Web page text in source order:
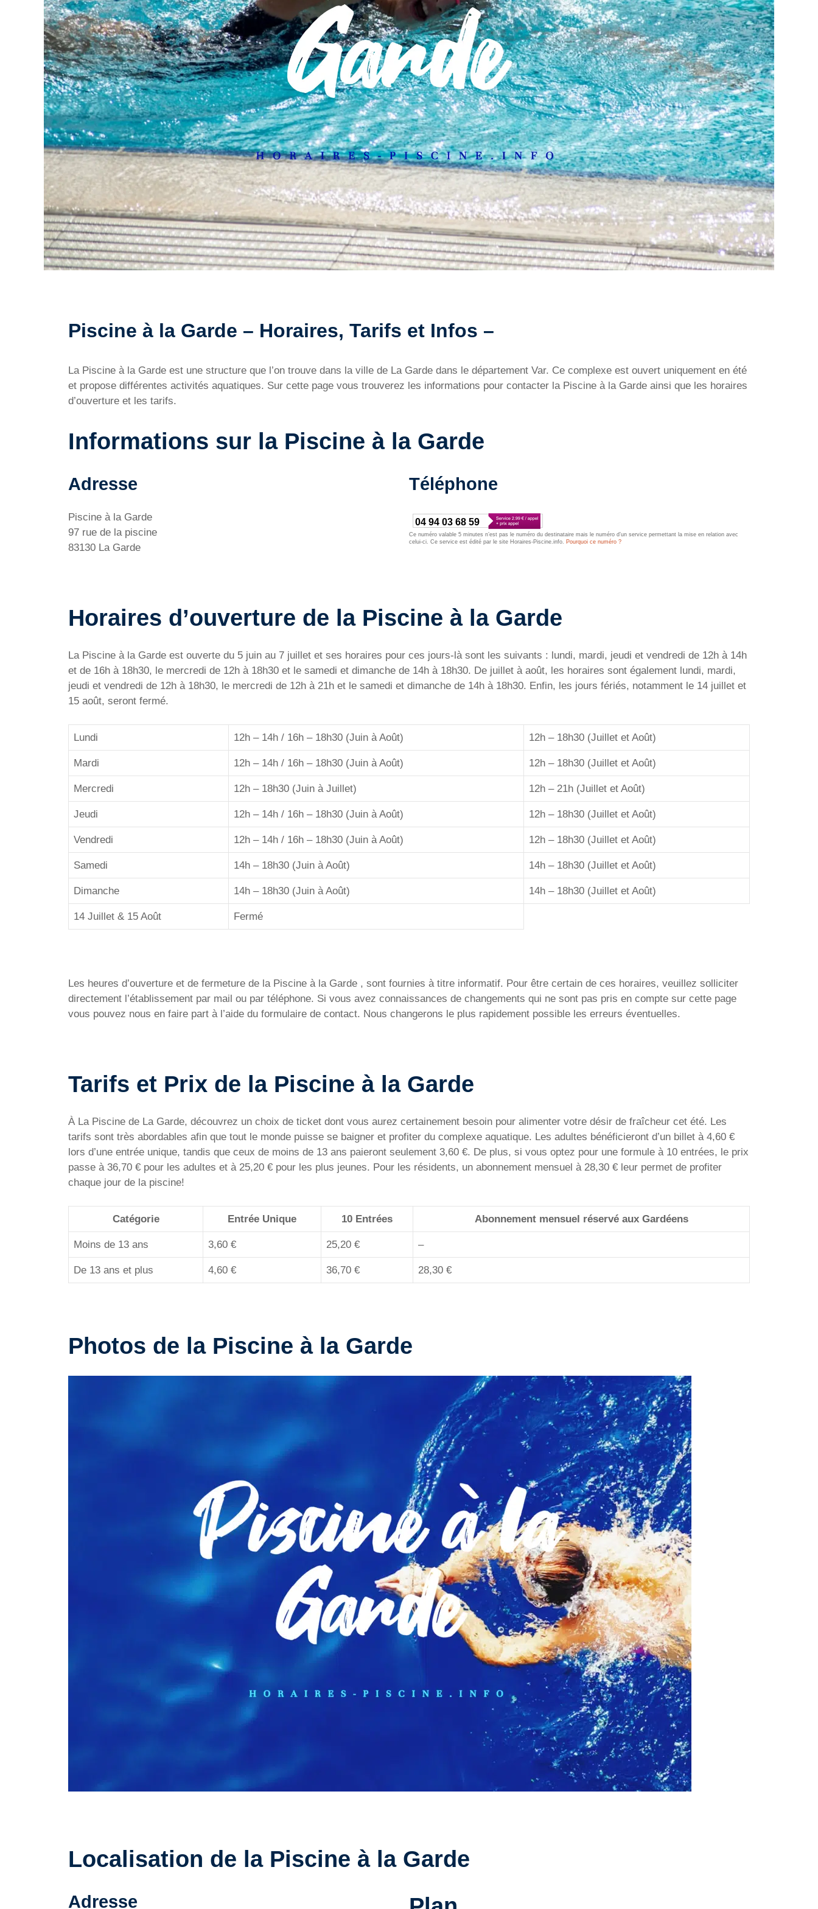
Piscine à la Garde – Horaires, Tarifs et Infos –
La Piscine à la Garde est une structure que l’on trouve dans la ville de La Garde dans le département Var. Ce complexe est ouvert uniquement en été
et propose différentes activités aquatiques. Sur cette page vous trouverez les informations pour contacter la Piscine à la Garde ainsi que les horaires
d’ouverture et les tarifs.
Informations sur la Piscine à la Garde
Adresse
Piscine à la Garde
97 rue de la piscine
83130 La Garde
Téléphone
04 94 03 68 59
Ce numéro valable 5 minutes n’est pas le numéro du destinataire mais le numéro d’un service permettant la mise en relation avec
celui-ci. Ce service est édité par le site Horaires-Piscine.info. Pourquoi ce numéro ?
Horaires d’ouverture de la Piscine à la Garde
La Piscine à la Garde est ouverte du 5 juin au 7 juillet et ses horaires pour ces jours-là sont les suivants : lundi, mardi, jeudi et vendredi de 12h à 14h
et de 16h à 18h30, le mercredi de 12h à 18h30 et le samedi et dimanche de 14h à 18h30. De juillet à août, les horaires sont également lundi, mardi,
jeudi et vendredi de 12h à 18h30, le mercredi de 12h à 21h et le samedi et dimanche de 14h à 18h30. Enfin, les jours fériés, notamment le 14 juillet et
15 août, seront fermé.
Lundi 12h – 14h / 16h – 18h30 (Juin à Août) 12h – 18h30 (Juillet et Août)
Mardi 12h – 14h / 16h – 18h30 (Juin à Août) 12h – 18h30 (Juillet et Août)
Mercredi 12h – 18h30 (Juin à Juillet) 12h – 21h (Juillet et Août)
Jeudi 12h – 14h / 16h – 18h30 (Juin à Août) 12h – 18h30 (Juillet et Août)
Vendredi 12h – 14h / 16h – 18h30 (Juin à Août) 12h – 18h30 (Juillet et Août)
Samedi 14h – 18h30 (Juin à Août) 14h – 18h30 (Juillet et Août)
Dimanche 14h – 18h30 (Juin à Août) 14h – 18h30 (Juillet et Août)
14 Juillet & 15 Août Fermé
Les heures d’ouverture et de fermeture de la Piscine à la Garde , sont fournies à titre informatif. Pour être certain de ces horaires, veuillez solliciter
directement l’établissement par mail ou par téléphone. Si vous avez connaissances de changements qui ne sont pas pris en compte sur cette page
vous pouvez nous en faire part à l’aide du formulaire de contact. Nous changerons le plus rapidement possible les erreurs éventuelles.
Tarifs et Prix de la Piscine à la Garde
À La Piscine de La Garde, découvrez un choix de ticket dont vous aurez certainement besoin pour alimenter votre désir de fraîcheur cet été. Les
tarifs sont très abordables afin que tout le monde puisse se baigner et profiter du complexe aquatique. Les adultes bénéficieront d’un billet à 4,60 €
lors d’une entrée unique, tandis que ceux de moins de 13 ans paieront seulement 3,60 €. De plus, si vous optez pour une formule à 10 entrées, le prix
passe à 36,70 € pour les adultes et à 25,20 € pour les plus jeunes. Pour les résidents, un abonnement mensuel à 28,30 € leur permet de profiter
chaque jour de la piscine!
Catégorie Entrée Unique 10 Entrées Abonnement mensuel réservé aux Gardéens
Moins de 13 ans 3,60 € 25,20 € –
De 13 ans et plus 4,60 € 36,70 € 28,30 €
Photos de la Piscine à la Garde
Localisation de la Piscine à la Garde
Adresse